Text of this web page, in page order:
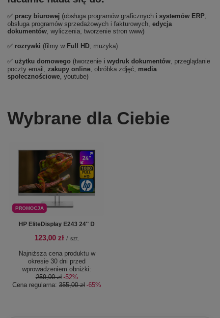
✅ pracy biurowej (obsługa programów graficznych i systemów ERP,
obsługa programów sprzedażowych i fakturowych, edycja
dokumentów, wyliczenia, tworzenie stron www)
✅ rozrywki (filmy w Full HD, muzyka)
✅ użytku domowego (tworzenie i wydruk dokumentów, przeglądanie
poczty email, zakupy online, obróbka zdjęć, media
społecznościowe, youtube)
Wybrane dla Ciebie
PROMOCJA
HP EliteDisplay E243 24'' D
123,00 zł / szt.
Najniższa cena produktu w
okresie 30 dni przed
wprowadzeniem obniżki:
259,00 zł -52%
Cena regularna: 355,00 zł -65%